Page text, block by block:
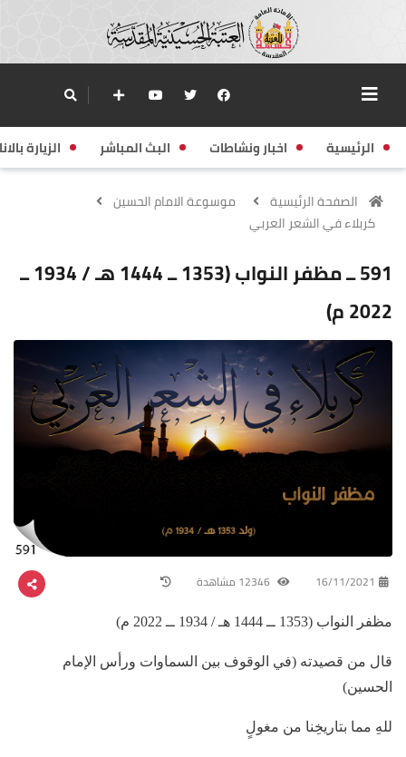
الرئيسية اخبار ونشاطات البث المباشر الزيارة
الصفحة الرئيسية
موسوعة الامام الحسين
كربلاء في الشعر العربي
591 ــ مظفر النواب (1353 ــ 1444 هـ / 1934 ــ
2022 م)
16/11/2021
مظفر النواب (1353 ــ 1444 هـ / 1934 ــ 2022 م)
قال من قصيدته (في الوقوف بين السماوات ورأس الإمام
الحسين)
للهِ مما بتاريخِنا من مغولٍ